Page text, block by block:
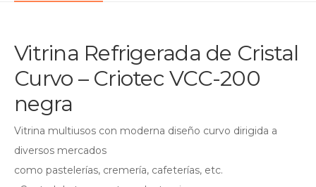
Vitrina Refrigerada de Cristal
Curvo – Criotec VCC-200
negra
Vitrina multiusos con moderna diseño curvo dirigida a
diversos mercados
como pastelerías, cremería, cafeterías, etc.